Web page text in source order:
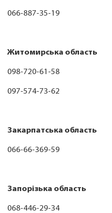
066-887-35-19
Житомирська область
098-720-61-58
097-574-73-62
Закарпатська область
066-66-369-59
Запорізька область
068-446-29-34